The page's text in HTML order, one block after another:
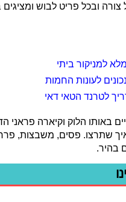
צורה ובכל פריט לבוש
למניקור ביתי
לעונות החמות
לטרנד הטאי דאי
באותו הלוק וקיארה פראני
שתרצו. פסים, משבצות,
בהיר.